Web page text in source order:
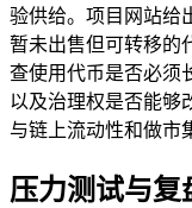
验供给。项目网站给
暂未出售但可转移的
查使用代币是否必须
以及治理权是否能够
与链上流动性和做市
压力测试与复